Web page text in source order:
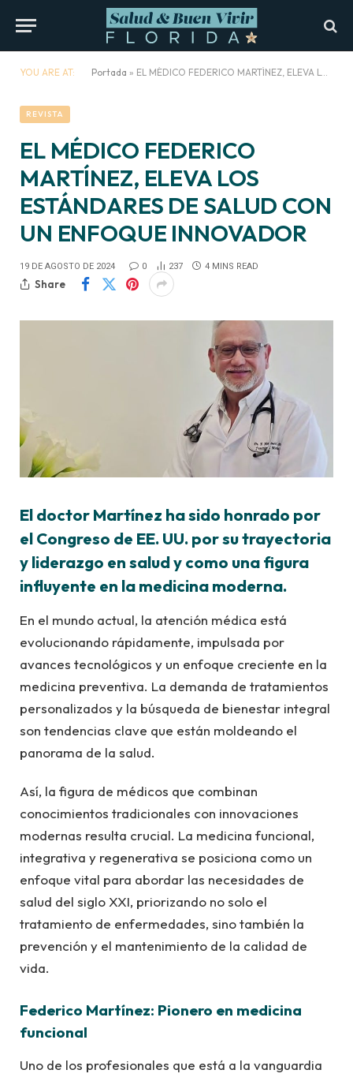
YOU ARE AT: Portada » EL MÉDICO FEDERICO MARTÍNEZ, ELEVA LOS ESTÁNDARES DE SALUD CON UN ENFOQUE INNOVADOR
REVISTA
EL MÉDICO FEDERICO
MARTÍNEZ, ELEVA LOS
ESTÁNDARES DE SALUD CON
UN ENFOQUE INNOVADOR
19 DE AGOSTO DE 2024 0 237 4 MINS READ
Share
El doctor Martínez ha sido honrado por
el Congreso de EE. UU. por su trayectoria
y liderazgo en salud y como una figura
influyente en la medicina moderna.
En el mundo actual, la atención médica está
evolucionando rápidamente, impulsada por
avances tecnológicos y un enfoque creciente en la
medicina preventiva. La demanda de tratamientos
personalizados y la búsqueda de bienestar integral
son tendencias clave que están moldeando el
panorama de la salud.
Así, la figura de médicos que combinan
conocimientos tradicionales con innovaciones
modernas resulta crucial. La medicina funcional,
integrativa y regenerativa se posiciona como un
enfoque vital para abordar las necesidades de
salud del siglo XXI, priorizando no solo el
tratamiento de enfermedades, sino también la
prevención y el mantenimiento de la calidad de
vida.
Federico Martínez: Pionero en medicina
funcional
Uno de los profesionales que está a la vanguardia